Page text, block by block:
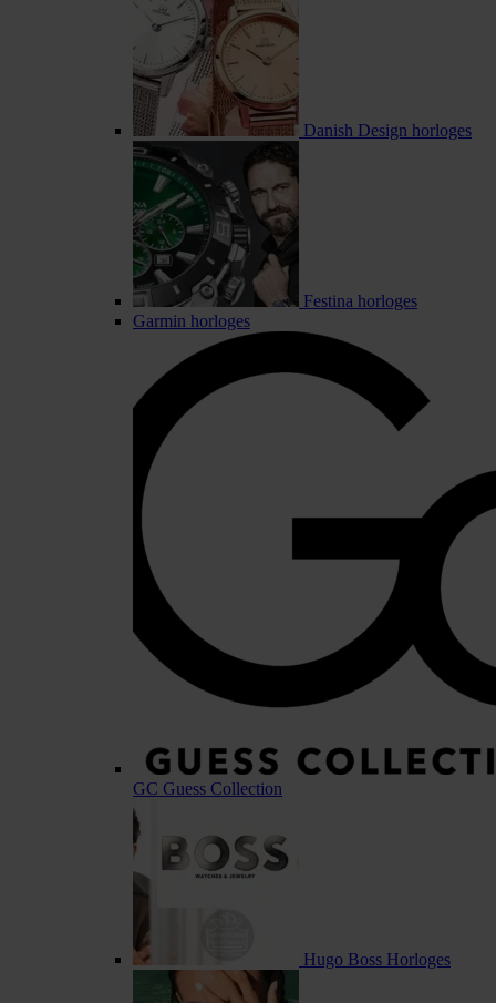
Danish Design horloges
Festina horloges
Garmin horloges
GC Guess Collection
Hugo Boss Horloges